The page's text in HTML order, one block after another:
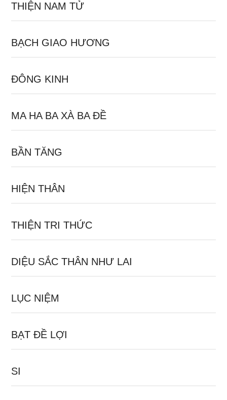
THIỆN NAM TỬ
BẠCH GIAO HƯƠNG
ĐÔNG KINH
MA HA BA XÀ BA ĐỀ
BẦN TĂNG
HIỆN THÂN
THIỆN TRI THỨC
DIỆU SẮC THÂN NHƯ LAI
LỤC NIỆM
BẠT ĐỀ LỢI
SI